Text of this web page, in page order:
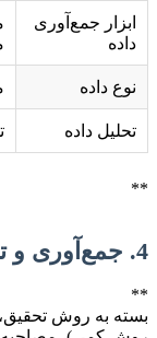
ابزار جمع‌آوری
داده
نوع داده
تحلیل داده
**
4. جمع‌آوری و تحلیل داده‌ها
**
بسته به روش تحقیق،